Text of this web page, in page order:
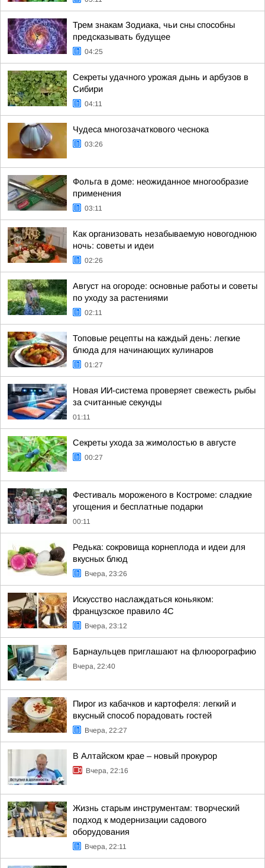
Трем знакам Зодиака, чьи сны способны
предсказывать будущее
04:25
Секреты удачного урожая дынь и арбузов в
Сибири
04:11
Чудеса многозачаткового чеснока
03:26
Фольга в доме: неожиданное многообразие
применения
03:11
Как организовать незабываемую новогоднюю
ночь: советы и идеи
02:26
Август на огороде: основные работы и советы
по уходу за растениями
02:11
Топовые рецепты на каждый день: легкие
блюда для начинающих кулинаров
01:27
Новая ИИ-система проверяет свежесть рыбы
за считанные секунды
01:11
Секреты ухода за жимолостью в августе
00:27
Фестиваль мороженого в Костроме: сладкие
угощения и бесплатные подарки
00:11
Редька: сокровища корнеплода и идеи для
вкусных блюд
Вчера, 23:26
Искусство наслаждаться коньяком:
французское правило 4С
Вчера, 23:12
Барнаульцев приглашают на флюорографию
Вчера, 22:40
Пирог из кабачков и картофеля: легкий и
вкусный способ порадовать гостей
Вчера, 22:27
В Алтайском крае – новый прокурор
Вчера, 22:16
Жизнь старым инструментам: творческий
подход к модернизации садового
оборудования
Вчера, 22:11